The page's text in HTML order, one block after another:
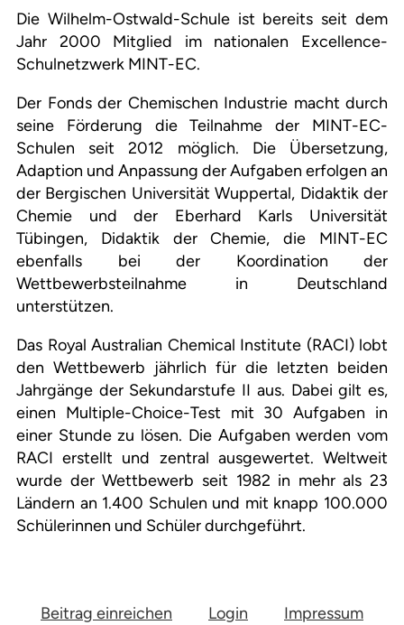
Die Wilhelm-Ostwald-Schule ist bereits seit dem
Jahr 2000 Mitglied im nationalen Excellence-
Schulnetzwerk MINT-EC.
Der Fonds der Chemischen Industrie macht durch
seine Förderung die Teilnahme der MINT-EC-
Schulen seit 2012 möglich. Die Übersetzung,
Adaption und Anpassung der Aufgaben erfolgen an
der Bergischen Universität Wuppertal, Didaktik der
Chemie und der Eberhard Karls Universität
Tübingen, Didaktik der Chemie, die MINT-EC
ebenfalls bei der Koordination der
Wettbewerbsteilnahme in Deutschland
unterstützen.
Das Royal Australian Chemical Institute (RACI) lobt
den Wettbewerb jährlich für die letzten beiden
Jahrgänge der Sekundarstufe II aus. Dabei gilt es,
einen Multiple-Choice-Test mit 30 Aufgaben in
einer Stunde zu lösen. Die Aufgaben werden vom
RACI erstellt und zentral ausgewertet. Weltweit
wurde der Wettbewerb seit 1982 in mehr als 23
Ländern an 1.400 Schulen und mit knapp 100.000
Schülerinnen und Schüler durchgeführt.
Beitrag einreichen Login Impressum